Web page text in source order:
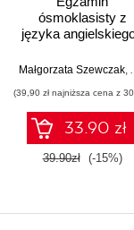
ósmoklasisty z
języka
Małgorzata Szewczak
(39,90 zł najniższa cena z
33.90 zł
39.90zł (-15%)